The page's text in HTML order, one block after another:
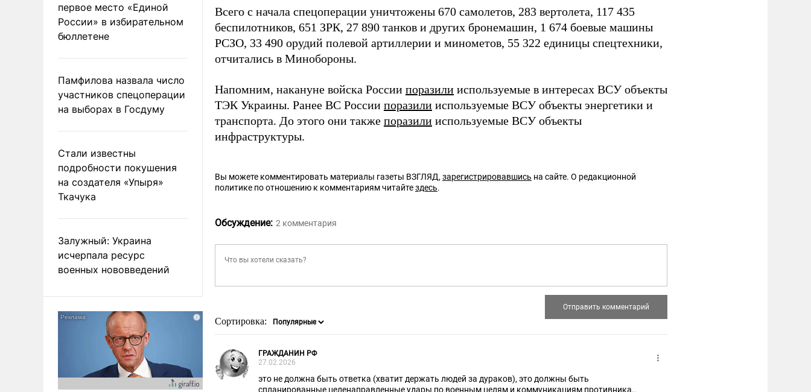
первое место «Единой
России» в избирательном
бюллетене
Памфилова назвала число
участников спецоперации
на выборах в Госдуму
Стали известны
подробности покушения
на создателя «Упыря»
Ткачука
Залужный: Украина
исчерпала ресурс
военных нововведений
Всего с начала спецоперации уничтожены 670 самолетов, 283 вертолета, 117 435
беспилотников, 651 ЗРК, 27 890 танков и других бронемашин, 1 674 боевые машины
РСЗО, 33 490 орудий полевой артиллерии и минометов, 55 322 единицы спецтехники,
отчитались в Минобороны.
Напомним, накануне войска России поразили используемые в интересах ВСУ объекты
ТЭК Украины. Ранее ВС России поразили используемые ВСУ объекты энергетики и
транспорта. До этого они также поразили используемые ВСУ объекты
инфраструктуры.
Вы можете комментировать материалы газеты ВЗГЛЯД,зарегистрировавшись на сайте. О редакционной
политике по отношению к комментариям читайтездесь.
Обсуждение: 2 комментария
Сортировка:
ГРАЖДАНИН РФ
27.02.2026
это не должна быть ответка (хватит держать людей за дураков), это должны быть
спланированные целенаправленные удары по военным целям и коммуникациям противника..